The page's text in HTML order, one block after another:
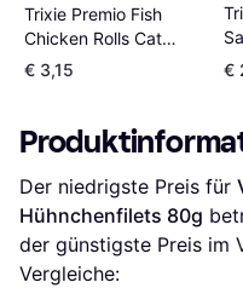
Trixie Premio Fish
Chicken Rolls Cat
0.05kg
€ 3,15
€
Der niedrigste Preis für
Hühnchenfilets 80g
der günstigste Preis im
Vergleiche: